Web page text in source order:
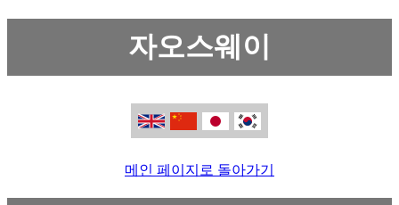
자오스웨이
메인 페이지로 돌아가기